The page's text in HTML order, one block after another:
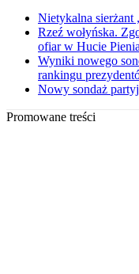
Nietykalna sierżant
Rzeź wołyńska.
ofiar w Hucie
Wyniki nowego
rankingu
Nowy sondaż
Promowane treści